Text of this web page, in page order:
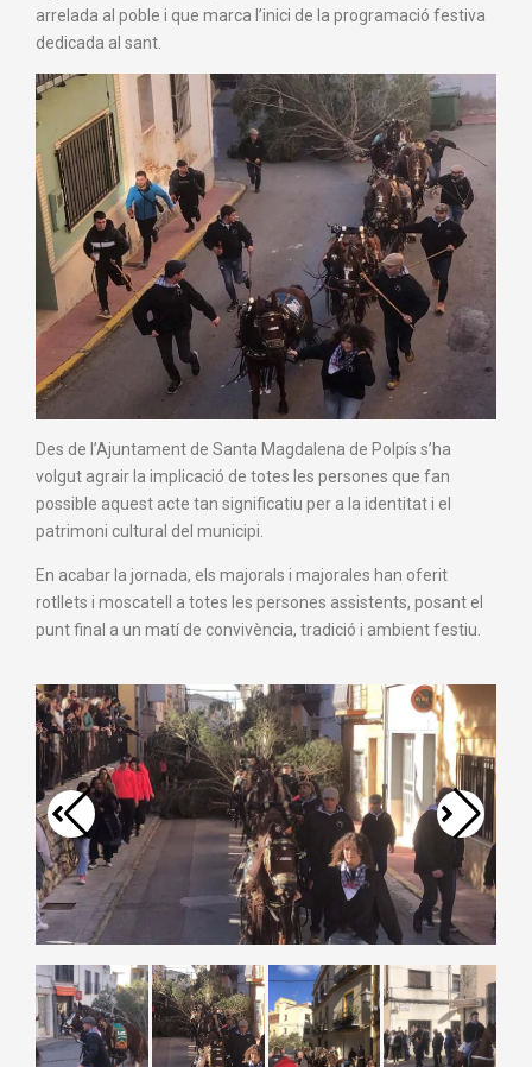
arrelada al poble i que marca l’inici de la programació festiva
dedicada al sant.
Des de l’Ajuntament de Santa Magdalena de Polpís s’ha
volgut agrair la implicació de totes les persones que fan
possible aquest acte tan significatiu per a la identitat i el
patrimoni cultural del municipi.
En acabar la jornada, els majorals i majorales han oferit
rotllets i moscatell a totes les persones assistents, posant el
punt final a un matí de convivència, tradició i ambient festiu.